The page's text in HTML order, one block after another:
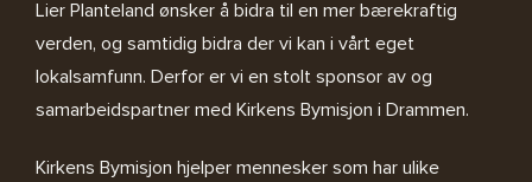
Lier Planteland ønsker å bidra til en mer bærekraftig
verden, og samtidig bidra der vi kan i vårt eget
lokalsamfunn. Derfor er vi en stolt sponsor av og
samarbeidspartner med Kirkens Bymisjon i Drammen.
Kirkens Bymisjon hjelper mennesker som har ulike